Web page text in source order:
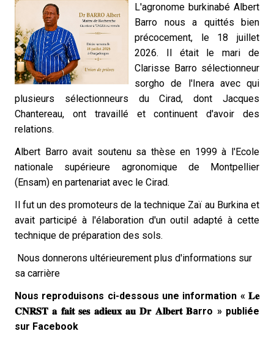
L'agronome burkinabé Albert
Barro nous a quittés bien
précocement, le 18 juillet
2026. Il était le mari de
Clarisse Barro sélectionneur
sorgho de l'Inera avec qui
plusieurs sélectionneurs du Cirad, dont Jacques
Chantereau, ont travaillé et continuent d'avoir des
relations.
Albert Barro avait soutenu sa thèse en 1999 à l'Ecole
nationale supérieure agronomique de Montpellier
(Ensam) en partenariat avec le Cirad.
Il fut un des promoteurs de la technique Zaï au Burkina et
avait participé à l'élaboration d'un outil adapté à cette
technique de préparation des sols.
Nous donnerons ultérieurement plus d'informations sur
sa carrière
Nous reproduisons ci-dessous une information « 𝐋𝐞
𝐂𝐍𝐑𝐒𝐓𝐚𝐟𝐚𝐢𝐭 𝐬𝐞𝐬 𝐚𝐝𝐢𝐞𝐮𝐱 𝐚𝐮 𝐃𝐫 𝐀𝐥𝐛𝐞𝐫𝐭 𝐁arro » publiée
sur Facebook